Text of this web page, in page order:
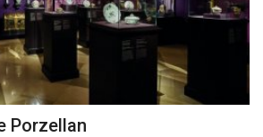
Porzellan